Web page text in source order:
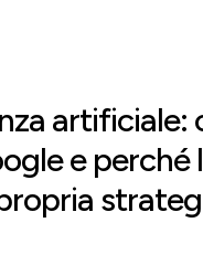
artificiale:
e perché